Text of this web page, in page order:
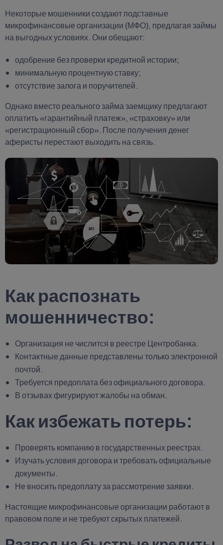
Некоторые мошенники создают подставные
микрофинансовые организации (МФО), предлагая займы
на выгодных условиях. Они обещают:
одобрение без проверки кредитной истории;
минимальную процентную ставку;
отсутствие залога и поручителей.
Однако вместо реального займа заемщику предлагают
оплатить «гарантийный платеж», «страховку» или
«регистрационный сбор». После получения денег
аферисты перестают выходить на связь.
Как распознать
мошенничество:
Организация не числится в реестре Центробанка.
Контактные данные представлены только электронной
почтой.
Требуется предоплата без официального договора.
В отзывах фигурируют жалобы на обман.
Как избежать потерь:
Проверять компанию в государственных реестрах.
Изучать условия договора и требовать официальные
документы.
Не вносить предоплату за рассмотрение заявки.
Настоящие микрофинансовые организации работают в
правовом поле и не требуют скрытых платежей.